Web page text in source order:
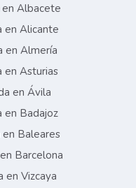
en Albacete
en Alicante
en Almería
en Asturias
en Ávila
en Badajoz
Baleares
Barcelona
en Vizcaya